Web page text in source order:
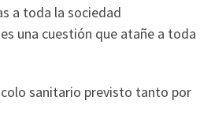
a toda la sociedad
una cuestión que atañe a toda
sanitario previsto tanto por